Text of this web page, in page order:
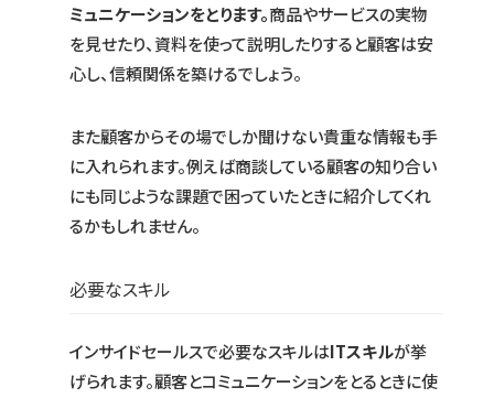
ミュニケーションをとります。商品やサービスの実物
を見せたり、資料を使って説明したりすると顧客は安
心し、信頼関係を築けるでしょう。
また顧客からその場でしか聞けない貴重な情報も手
に入れられます。例えば商談している顧客の知り合い
にも同じような課題で困っていたときに紹介してくれ
るかもしれません。
必要なスキル
インサイドセールスで必要なスキルはITスキルが挙
げられます。顧客とコミュニケーションをとるときに使